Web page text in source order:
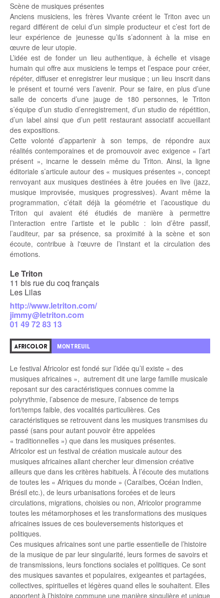
Scène de musiques présentes
Anciens musiciens, les frères Vivante créent le Triton avec un
regard différent de celui d’un simple producteur et c’est fort de
leur expérience de jeunesse qu’ils s’adonnent à la mise en
œuvre de leur utopie.
L’idée est de fonder un lieu authentique, à échelle et visage
humain qui offre aux musiciens le temps et l’espace pour créer,
répéter, diffuser et enregistrer leur musique ; un lieu inscrit dans
le présent et tourné vers l’avenir. Pour se faire, en plus d’une
salle de concerts d’une jauge de 180 personnes, le Triton
s’équipe d’un studio d’enregistrement, d’un studio de répétition,
d’un label ainsi que d’un petit restaurant associatif accueillant
des expositions.
Cette volonté d’appartenir à son temps, de répondre aux
réalités contemporaines et de promouvoir avec exigence « l’art
présent », incarne le dessein même du Triton. Ainsi, la ligne
éditoriale s’articule autour des « musiques présentes », concept
renvoyant aux musiques destinées à être jouées en live (jazz,
musique improvisée, musiques progressives). Avant même la
programmation, c’était déjà la géométrie et l’acoustique du
Triton qui avaient été étudiés de manière à permettre
l’interaction entre l’artiste et le public : loin d’être passif,
l’auditeur, par sa présence, sa proximité à la scène et son
écoute, contribue à l'œuvre de l’instant et la circulation des
émotions.
Le Triton
11 bis rue du coq français
Les Lilas
http://www.letriton.com/
jimmy@letriton.com
01 49 72 83 13
AFRICOLOR MONTREUIL
Le festival Africolor est fondé sur l’idée qu’il existe « des
musiques africaines », autrement dit une large famille musicale
reposant sur des caractéristiques connues comme la
polyrythmie, l’absence de mesure, l’absence de temps
fort/temps faible, des vocalités particulières. Ces
caractéristiques se retrouvent dans les musiques transmises du
passé (sans pour autant pouvoir être appelées
« traditionnelles ») que dans les musiques présentes.
Africolor est un festival de création musicale autour des
musiques africaines allant chercher leur dimension créative
ailleurs que dans les critères habituels. À l’écoute des mutations
de toutes les « Afriques du monde » (Caraïbes, Océan Indien,
Brésil etc.), de leurs urbanisations forcées et de leurs
circulations, migrations, choisies ou non, Africolor programme
toutes les métamorphoses et les transformations des musiques
africaines issues de ces bouleversements historiques et
politiques.
Ces musiques africaines sont une partie essentielle de l’histoire
de la musique de par leur singularité, leurs formes de savoirs et
de transmissions, leurs fonctions sociales et politiques. Ce sont
des musiques savantes et populaires, exigeantes et partagées,
collectives, spirituelles et légères quand elles le souhaitent. Elles
apportent à l’histoire commune une manière singulière et unique